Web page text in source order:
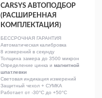
CARSYS АВТОПОДБОР
(РАСШИРЕННАЯ
КОМПЛЕКТАЦИЯ)
БЕССРОЧНАЯ ГАРАНТИЯ
Автоматическая калибровка
8 измерений в секунду
Толщина замера до 3500 микрон
Определение цинка и магнитной
шпатлевки
Световая индикация измерений
Защитный чехол + СУМКА
Работает от -30°C до +50°C